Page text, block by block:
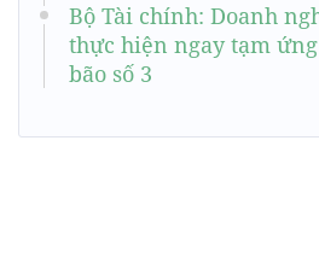
Bộ Tài chính: Doanh
thực hiện ngay tạm
bão số 3